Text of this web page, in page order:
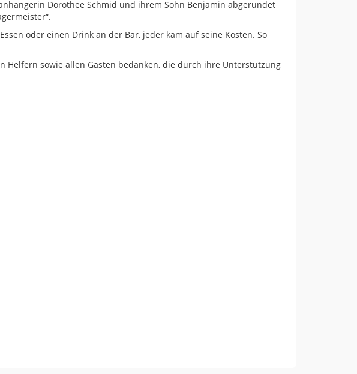
Dorothee Schmid und ihrem Sohn Benjamin abgerundet
oder einen Drink an der Bar, jeder kam auf seine Kosten. So
Helfern sowie allen Gästen bedanken, die durch ihre Unterstützung